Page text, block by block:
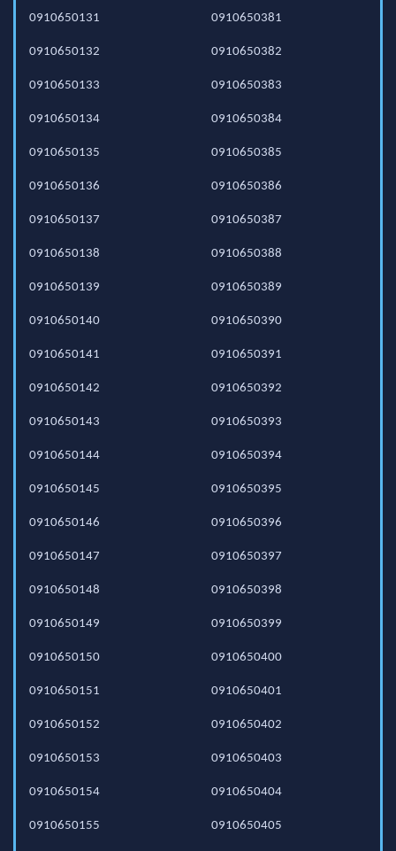
0910650131
0910650132
0910650133
0910650134
0910650135
0910650136
0910650137
0910650138
0910650139
0910650140
0910650141
0910650142
0910650143
0910650144
0910650145
0910650146
0910650147
0910650148
0910650149
0910650150
0910650151
0910650152
0910650153
0910650154
0910650155
0910650381
0910650382
0910650383
0910650384
0910650385
0910650386
0910650387
0910650388
0910650389
0910650390
0910650391
0910650392
0910650393
0910650394
0910650395
0910650396
0910650397
0910650398
0910650399
0910650400
0910650401
0910650402
0910650403
0910650404
0910650405